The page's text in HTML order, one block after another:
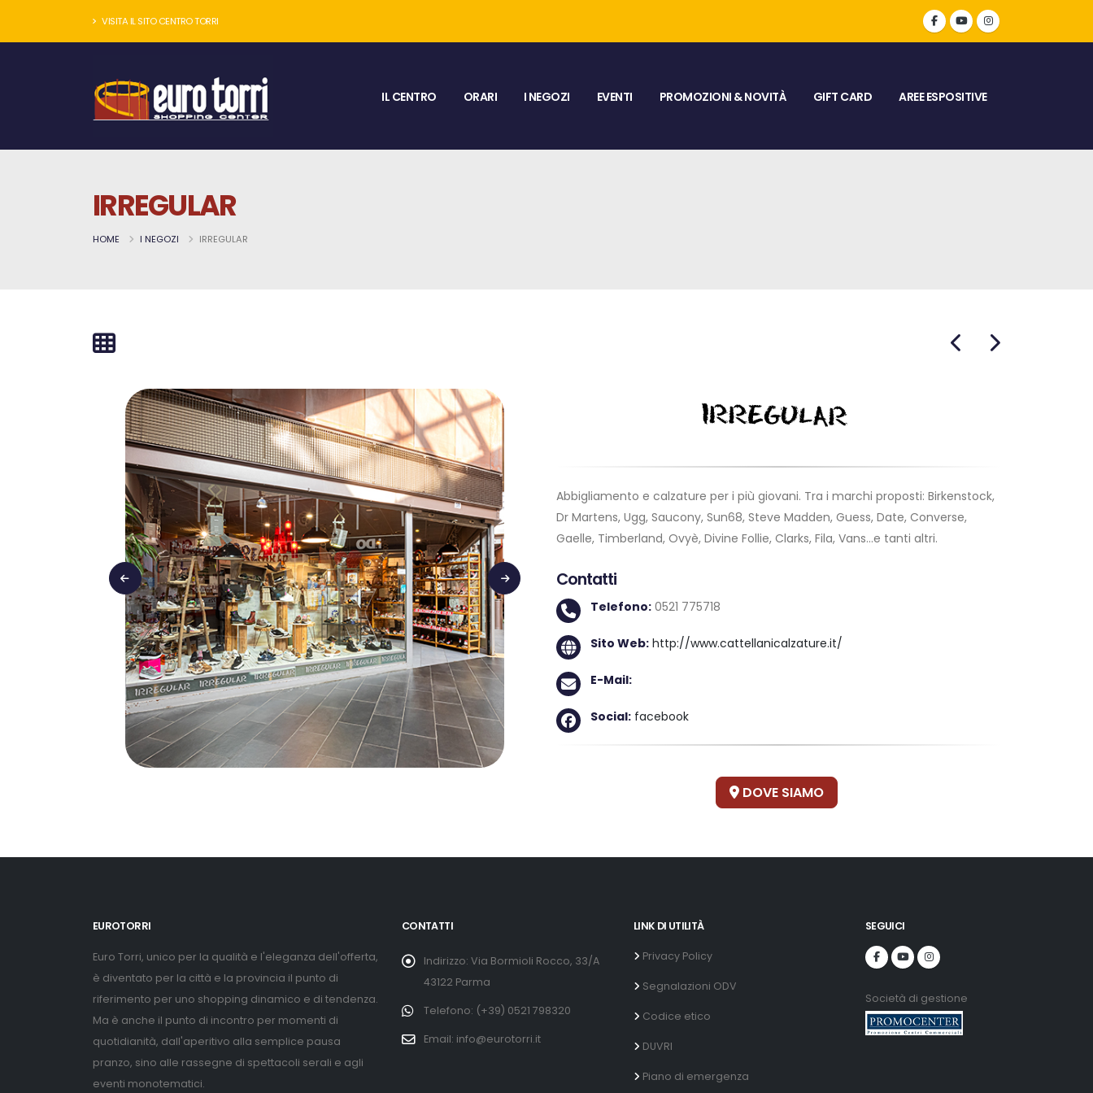
VISITA IL SITO CENTRO TORRI
IL CENTRO ORARI I NEGOZI EVENTI PROMOZIONI & NOVITÀ GIFT CARD AREE ESPOSITIVE
IRREGULAR
HOME I NEGOZI IRREGULAR
Abbigliamento e calzature per i più giovani. Tra i marchi proposti: Birkenstock,
Dr Martens, Ugg, Saucony, Sun68, Steve Madden, Guess, Date, Converse,
Gaelle, Timberland, Ovyè, Divine Follie, Clarks, Fila, Vans...e tanti altri.
Contatti
Telefono: 0521 775718
Sito Web: http://www.cattellanicalzature.it/
E-Mail:
Social: facebook
DOVE SIAMO
EUROTORRI
Euro Torri, unico per la qualità e l'eleganza dell'offerta,
è diventato per la città e la provincia il punto di
riferimento per uno shopping dinamico e di tendenza.
Ma è anche il punto di incontro per momenti di
quotidianità, dall'aperitivo alla semplice pausa
pranzo, sino alle rassegne di spettacoli serali e agli
eventi monotematici.
CONTATTI
Indirizzo: Via Bormioli Rocco, 33/A
43122 Parma
Telefono: (+39) 0521 798320
Email: info@eurotorri.it
LINK DI UTILITÀ
Privacy Policy
Segnalazioni ODV
Codice etico
DUVRI
Piano di emergenza
SEGUICI
Società di gestione